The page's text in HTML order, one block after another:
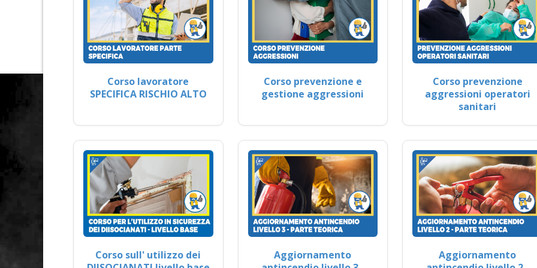
Corso lavoratore
SPECIFICA RISCHIO ALTO
Corso prevenzione e
gestione aggressioni
Corso prevenzione
aggressioni operatori
sanitari
Corso sull' utilizzo dei
Aggiornamento
Aggiornamento